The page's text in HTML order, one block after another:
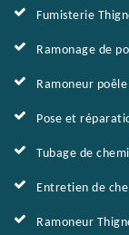
Fumisterie
Ramonage de
Ramoneur
Pose et
Tubage de
Entretien de
Ramoneur